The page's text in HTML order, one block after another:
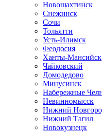
Новошахтинск
Снежинск
Сочи
Тольятти
Усть-Илимск
Феодосия
Ханты-Мансийск
Чайковский
Домодедово
Минусинск
Набережные
Невинномысск
Нижний
Нижний Тагил
Новокузнецк